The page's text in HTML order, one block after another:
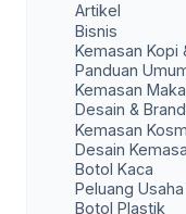
Artikel
Bisnis
Kemasan Kopi
Panduan
Kemasan
Desain &
Kemasan
Desain
Botol Kaca
Peluang
Botol Plastik